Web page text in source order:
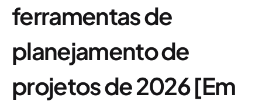
ferramentas de
planejamento de
projetos de 2026 [Em